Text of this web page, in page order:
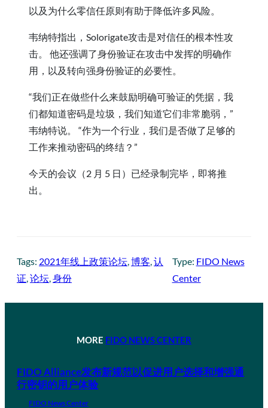
以及为什么零信任原则有助于降低许多风险。
韦纳特指出，Solorigate攻击是对信任的根本性攻
击。 他还强调了身份验证在攻击中发挥的明确作
用，以及转向强身份验证的必要性。
“我们正在做些什么来鼓励明确可验证的凭据，我
们都知道密码是垃圾，我们知道它们非常脆弱，”
韦纳特说。 “作为一个行业，我们是否做了足够的
工作来推动密码的终结？”
今天的会议（2 月 5 日）已经录制完毕，即将推
出。
Tags: 2021年线上政策论坛 博客 认
证 论坛 身份
Type: FIDO News
Center
MORE FIDO NEWS CENTER
FIDO Alliance发布新规范以促进用户选择和增强通
行密钥的用户体验
FIDO News Center